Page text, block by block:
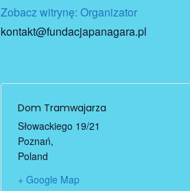
Zobacz witrynę: Organizator
kontakt@fundacjapanagara.pl
Dom Tramwajarza
Słowackiego 19/21
Poznań,
Poland
+ Google Map